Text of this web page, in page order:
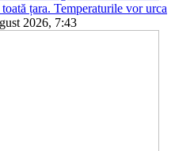
țara. Temperaturile vor urca
2026, 7:43